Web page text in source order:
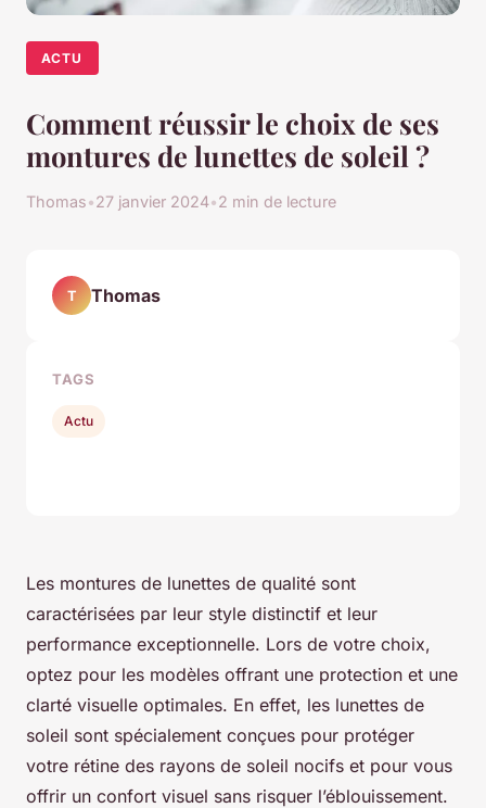
ACTU
Comment réussir le choix de ses
montures de lunettes de soleil ?
Thomas•27 janvier 2024•2 min de lecture
Les montures de lunettes de qualité sont
caractérisées par leur style distinctif et leur
performance exceptionnelle. Lors de votre choix,
optez pour les modèles offrant une protection et une
clarté visuelle optimales. En effet, les lunettes de
soleil sont spécialement conçues pour protéger
votre rétine des rayons de soleil nocifs et pour vous
offrir un confort visuel sans risquer l’éblouissement.
T Thomas
TAGS
Actu